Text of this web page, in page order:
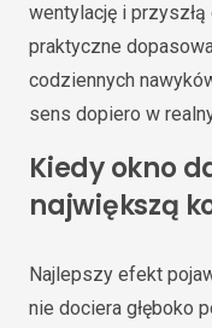
wentylację i przyszłą
praktyczne
codziennych
sens dopiero w
Kiedy okno
największą
Najlepszy efekt
nie dociera głęboko